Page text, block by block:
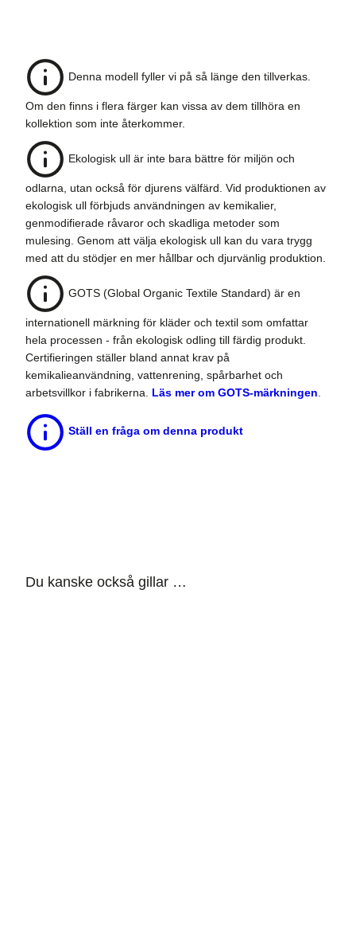
Denna modell fyller vi på så länge den tillverkas.
Om den finns i flera färger kan vissa av dem tillhöra en
kollektion som inte återkommer.
Ekologisk ull är inte bara bättre för miljön och
odlarna, utan också för djurens välfärd. Vid produktionen av
ekologisk ull förbjuds användningen av kemikalier,
genmodifierade råvaror och skadliga metoder som
mulesing. Genom att välja ekologisk ull kan du vara trygg
med att du stödjer en mer hållbar och djurvänlig produktion.
GOTS (Global Organic Textile Standard) är en
internationell märkning för kläder och textil som omfattar
hela processen - från ekologisk odling till färdig produkt.
Certifieringen ställer bland annat krav på
kemikalieanvändning, vattenrening, spårbarhet och
arbetsvillkor i fabrikerna. Läs mer om GOTS-märkningen
Ställ en fråga om denna produkt
Du kanske också gillar …